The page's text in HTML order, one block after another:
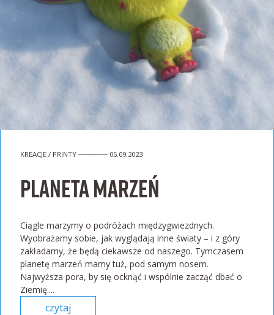
KREACJE / PRINTY ────── 05.09.2023
Planeta marzeń
Ciągle marzymy o podróżach międzygwiezdnych.
Wyobrażamy sobie, jak wyglądają inne światy – i z góry
zakładamy, że będą ciekawsze od naszego. Tymczasem
planetę marzeń mamy tuż, pod samym nosem.
Najwyższa pora, by się ocknąć i wspólnie zacząć dbać o
Ziemię....
czytaj